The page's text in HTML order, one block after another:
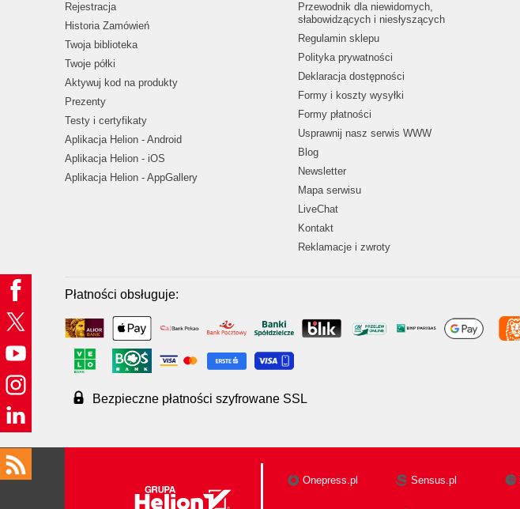
Rejestracja
Historia Zamówień
Twoja biblioteka
Twoje półki
Aktywuj kod na produkty
Prezenty
Testy i certyfikaty
Aplikacja Helion - Android
Aplikacja Helion - iOS
Aplikacja Helion - AppGallery
Przewodnik dla niewidomych,
słabowidzących i niesłyszących
Regulamin sklepu
Polityka prywatności
Deklaracja dostępności
Formy i koszty wysyłki
Formy płatności
Usprawnij nasz serwis WWW
Blog
Newsletter
Mapa serwisu
LiveChat
Kontakt
Reklamacje i zwroty
Płatności obsługuje:
Bezpieczne płatności szyfrowane SSL
Onepress.pl Sensus.pl